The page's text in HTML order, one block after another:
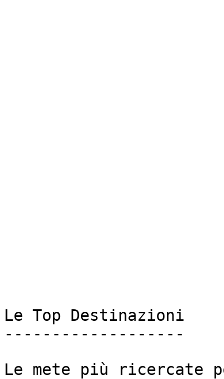
Le Top Destinazioni
-------------------
Le mete più ricercate